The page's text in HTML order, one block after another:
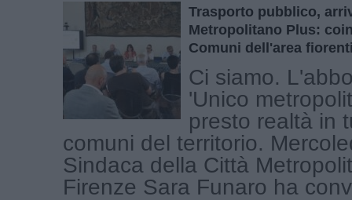
Trasporto pubblico,
Metropolitano Plus:
Comuni dell'area
Ci siamo.
'Unico
presto realtà in
comuni del territorio.
Sindaca della Città
Firenze Sara Funaro ha